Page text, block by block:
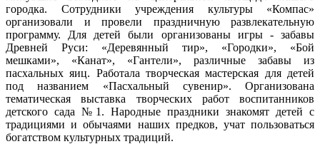
городка. Сотрудники учреждения культуры «Компас»
организовали и провели праздничную развлекательную
программу. Для детей были организованы игры - забавы
Древней Руси: «Деревянный тир», «Городки», «Бой
мешками», «Канат», «Гантели», различные забавы из
пасхальных яиц. Работала творческая мастерская для детей
под названием «Пасхальный сувенир». Организована
тематическая выставка творческих работ воспитанников
детского сада №1. Народные праздники знакомят детей с
традициями и обычаями наших предков, учат пользоваться
богатством культурных традиций.